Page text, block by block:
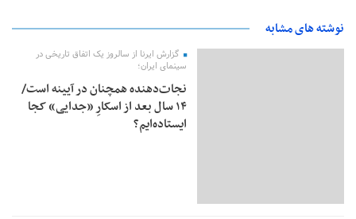
نوشته های مشابه
گزارش ایرنا از سالروز یک اتفاق تاریخی در
سینمای ایران؛
نجات‌دهنده‌ همچنان در آیینه است/
۱۴ سال بعد از اسکارِ «جدایی» کجا
ایستاده‌ایم؟